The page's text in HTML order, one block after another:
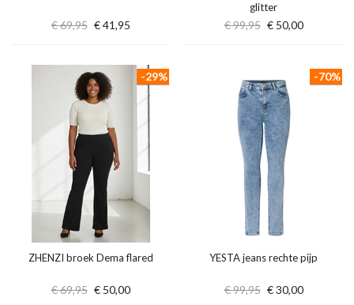
€ 69,95 € 41,95
glitter
€ 99,95 € 50,00
ZHENZI broek Dema flared
€ 69,95 € 50,00
-29%
YESTA jeans rechte pijp
€ 99,95 € 30,00
-70%